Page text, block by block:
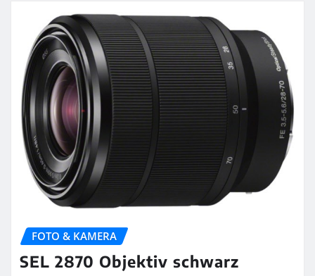
FOTO & KAMERA
SEL 2870 Objektiv schwarz